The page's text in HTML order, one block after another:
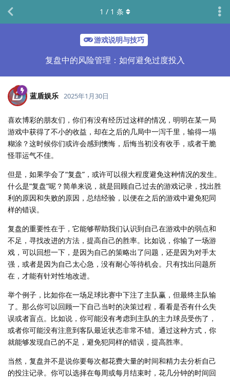
游戏说明与技巧
复盘中的风险管理：如何避免过度投入
1 / 1 条
蓝盾娱乐 2025年1月30日
喜欢博彩的朋友们，你们有没有经历过这样的情况，明明在某一局
游戏中获得了不小的收益，却在之后的几局中一泻千里，输得一塌
糊涂？这时候你们或许会感到懊悔，后悔当初没有收手，或者干脆
怪罪运气不佳。
但是，如果学会了“复盘”，或许可以很大程度避免这种情况的发生。
什么是“复盘”呢？简单来说，就是回顾自己过去的游戏记录，找出胜
利的原因和失败的原因，总结经验，以便在之后的游戏中避免犯同
样的错误。
复盘的重要性在于，它能够帮助我们认识到自己在游戏中的弱点和
不足，寻找改进的方法，提高自己的胜率。比如说，你输了一场游
戏，可以回想一下，是因为自己的策略出了问题，还是因为对手太
强，或者是因为自己太心急，没有耐心等待机会。只有找出问题所
在，才能有针对性地改进。
举个例子，比如你在一场足球比赛中下注了主队赢，但最终主队输
了。那么你可以回顾一下自己当时的决策过程，看看是否有什么失
误或者盲点。比如说，你可能没有考虑到主队的主力球员受伤了，
或者你可能没有注意到客队最近状态非常不错。通过这种方式，你
就能够发现自己的不足，避免犯同样的错误，提高胜率。
当然，复盘并不是说你要每次都花费大量的时间和精力去分析自己
的投注记录。你可以选择在每周或每月结束时，花几分钟的时间回